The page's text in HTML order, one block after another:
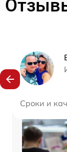
Сроки и